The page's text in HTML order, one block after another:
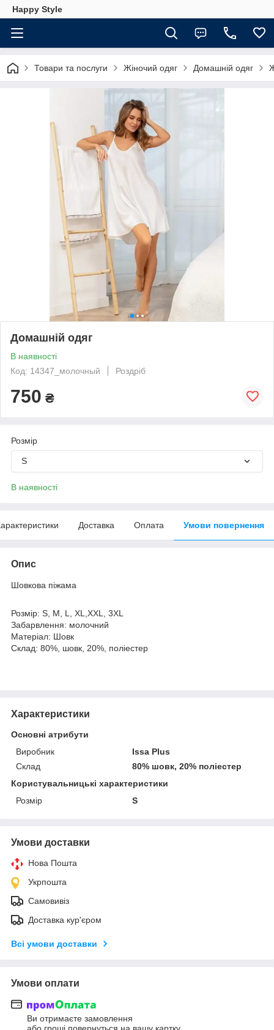
Happy Style
Товари та послуги Жіночий одяг Домашній одяг
Домашній одяг
В наявності
Код: 14347_молочный
Роздріб
750 ₴
Розмір
S
В наявності
Доставка Оплата Умови повернення
Опис
Шовкова піжама
Розмір: S, M, L, XL,XXL, 3XL
Забарвлення: молочний
Матеріал: Шовк
Склад: 80%, шовк, 20%, поліестер
Характеристики
Основні атрибути
Виробник
Issa Plus
Склад
80% шовк, 20% поліестер
Користувальницькі характеристики
Розмір
S
Умови доставки
Нова Пошта
Укрпошта
Самовивіз
Доставка кур'єром
Всі умови доставки
Умови оплати
Ви отримаєте замовлення